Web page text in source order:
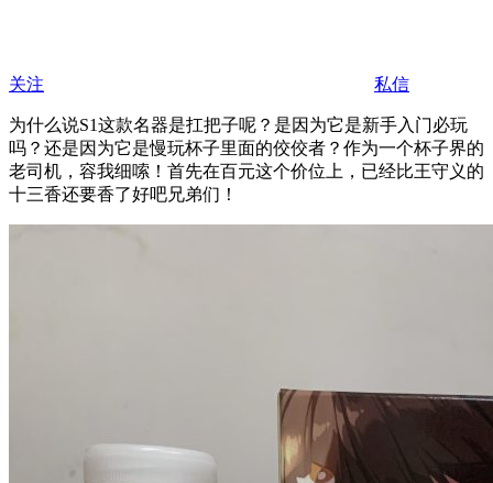
关注 私信
为什么说S1这款名器是扛把子呢？是因为它是新手入门必玩
吗？还是因为它是慢玩杯子里面的佼佼者？作为一个杯子界的
老司机，容我细嗦！首先在百元这个价位上，已经比王守义的
十三香还要香了好吧兄弟们！